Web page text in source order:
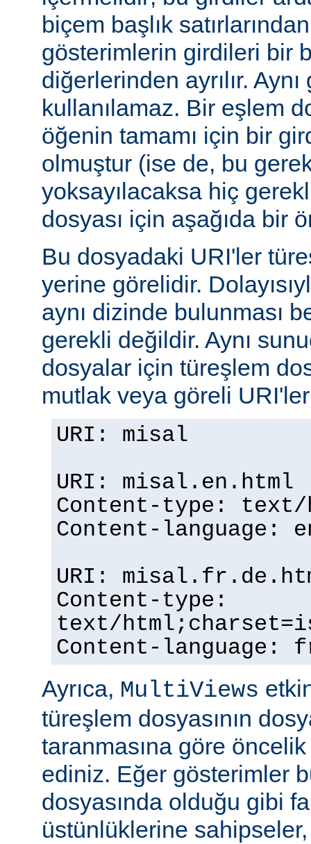
biçem başlık
gösterimlerin girdileri bir
diğerlerinden ayrılır.
kullanılamaz. Bir eşlem
öğenin tamamı için bir
olmuştur (ise de, bu
yoksayılacaksa hiç
dosyası için aşağıda bir
Bu dosyadaki URI'ler
yerine görelidir.
aynı dizinde bulunması
gerekli değildir. Aynı
dosyalar için türeşlem
mutlak veya göreli
URI: misal
URI: misal.en.html
Content-type: text/
Content-language:
URI:
Content-type:
text/
Content-language:
Ayrıca, MultiViews
türeşlem dosyasının
taranmasına göre
ediniz. Eğer gösterimler
dosyasında olduğu gibi
üstünlüklerine